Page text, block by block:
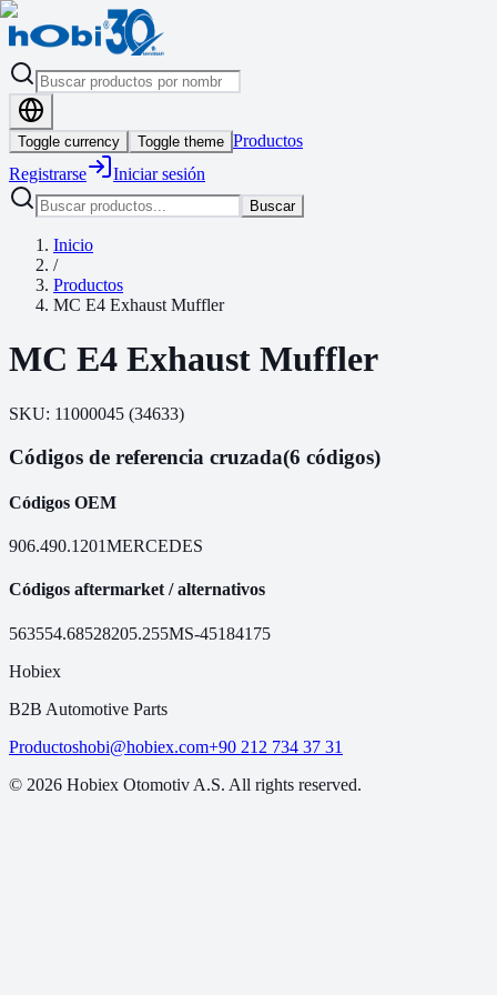
Toggle currency Toggle theme Productos
Registrarse
Iniciar sesión
Buscar
Inicio
/
Productos
MC E4 Exhaust Muffler
MC E4 Exhaust Muffler
SKU: 11000045 (34633)
Códigos de referencia cruzada(6 códigos)
Códigos OEM
906.490.1201MERCEDES
Códigos aftermarket / alternativos
563554.68528205.255MS-45184175
Hobiex
B2B Automotive Parts
Productoshobi@hobiex.com+90 212 734 37 31
© 2026 Hobiex Otomotiv A.S. All rights reserved.